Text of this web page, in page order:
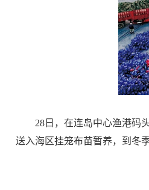
28日，在连岛中心渔港码
送入海区挂笼布苗暂养，到冬